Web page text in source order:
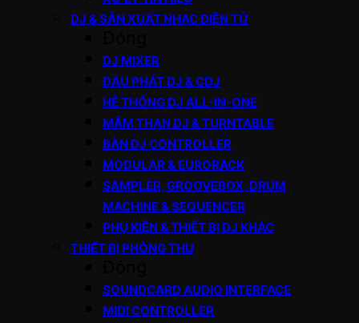
DJ & SẢN XUẤT NHẠC ĐIỆN TỬ
DJ MIXER
ĐẦU PHÁT DJ & CDJ
HỆ THỐNG DJ ALL-IN-ONE
MÂM THAN DJ & TURNTABLE
BÀN DJ CONTROLLER
MODULAR & EURORACK
SAMPLER, GROOVEBOX, DRUM
MACHINE & SEQUENCER
PHỤ KIỆN & THIẾT BỊ DJ KHÁC
THIẾT BỊ PHÒNG THU
SOUNDCARD AUDIO INTERFACE
MIDI CONTROLLER